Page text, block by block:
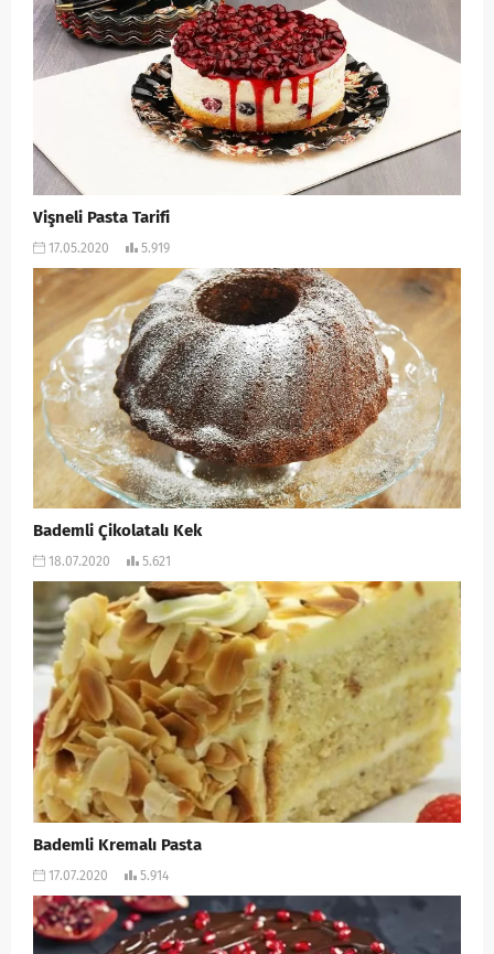
Vişneli Pasta Tarifi
17.05.2020 5.919
Bademli Çikolatalı Kek
18.07.2020 5.621
Bademli Kremalı Pasta
17.07.2020 5.914